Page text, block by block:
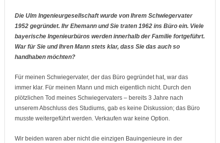
Die Ulm Ingenieurgesellschaft wurde von Ihrem Schwiegervater
1952 gegründet. Ihr Ehemann und Sie traten 1962 ins Büro ein. Viele
bayerische Ingenieurbüros werden innerhalb der Familie fortgeführt.
War für Sie und Ihren Mann stets klar, dass Sie das auch so
handhaben möchten?
Für meinen Schwiegervater, der das Büro gegründet hat, war das
immer klar. Für meinen Mann und mich eigentlich nicht. Durch den
plötzlichen Tod meines Schwiegervaters – bereits 3 Jahre nach
unserem Abschluss des Studiums, gab es keine Diskussion; das Büro
musste weitergeführt werden. Verkaufen war keine Option.
Wir beiden waren aber nicht die einzigen Bauingenieure in der